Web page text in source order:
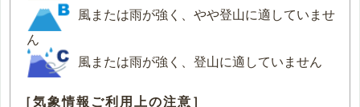
風または雨が強く、やや登山に適していませ
ん
風または雨が強く、登山に適していません
［気象情報ご利用上の注意］